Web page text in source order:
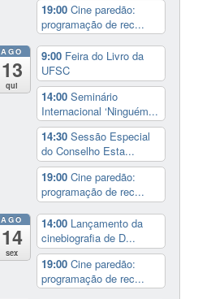
19:00Cine paredão:
programação de rec...
AGO
13
qui
9:00 Feira do Livro da
UFSC
14:00Seminário
Internacional ‘Ninguém...
14:30Sessão Especial
do Conselho Esta...
19:00Cine paredão:
programação de rec...
AGO
14
sex
14:00 Lançamento da
cinebiografia de D...
19:00Cine paredão:
programação de rec...